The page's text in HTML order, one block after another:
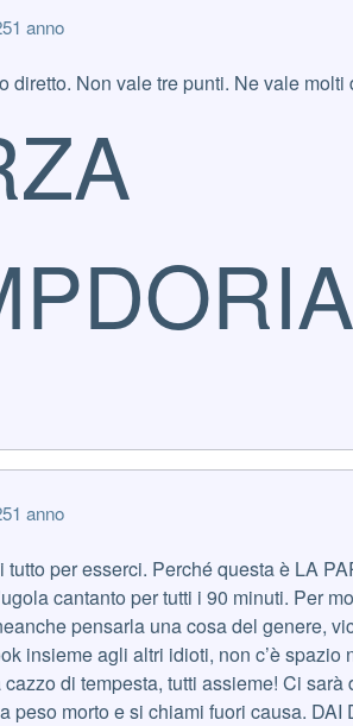
1 anno
diretto. Non vale tre punti. Ne vale molti
1 anno
tutto per esserci. Perché questa è LA
cantanto per tutti i 90 minuti. Per
pensarla una cosa del genere,
insieme agli altri idioti, non c’è
di tempesta, tutti assieme! Ci
peso morto e si chiami fuori causa. DAI